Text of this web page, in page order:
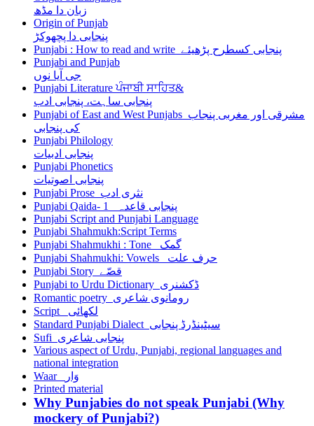
زبان دا مڈھ
Origin of Punjab
پنجابی دا پچھوکڑ
Punjabi : How to read and write پنجابی کسطرح پڑھیئے
Punjabi and Punjab
جی آیا نوں
Punjabi Literature ਪੰਜਾਬੀ ਸਾਹਿਤ&
پنجابی ساہت، پنجابی ادب
Punjabi of East and West Punjabs مشرقی اور مغربی پنجاب
کی پنجابی
Punjabi Philology
پنجابی ادبیات
Punjabi Phonetics
پنجابی اصوتیات
Punjabi Prose نثری ادب
Punjabi Qaida- 1 پنجابی قاعدہ
Punjabi Script and Punjabi Language
Punjabi Shahmukh:Script Terms
Punjabi Shahmukhi : Tone گمک
Punjabi Shahmukhi: Vowels حرف علت
Punjabi Story قصّے
Punjabi to Urdu Dictionary ڈکشنری
Romantic poetry رومانوی شاعری
Script لکھائی
Standard Punjabi Dialect سیٹینڈرڈ پنجابی
Sufi پنجابی شاعری
Various aspect of Urdu, Punjabi, regional languages and
national integration
Waar وَار
Printed material
Why Punjabies do not speak Punjabi (Why
mockery of Punjabi?)